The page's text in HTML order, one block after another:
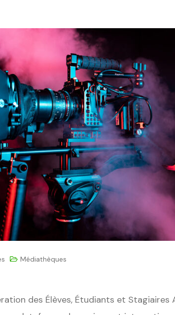
Médiathèques
des Élèves, Étudiants et Stagiaires